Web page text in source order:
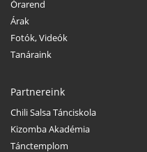
Órarend
Árak
Fotók, Videók
Tanáraink
Partnereink
Chili Salsa Tánciskola
Kizomba Akadémia
Tánctemplom